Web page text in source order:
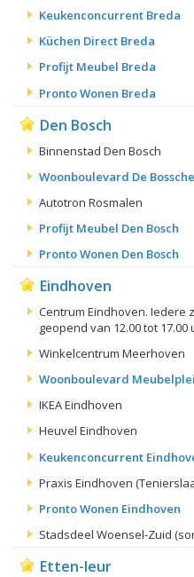
Keukenconcurrent Breda
Küchen Direct Breda
Profijt Meubel Breda
Pronto Wonen Breda
Den Bosch
Binnenstad Den Bosch
Woonboulevard De
Autotron Rosmalen
Profijt Meubel Den Bosch
Pronto Wonen Den Bosch
Eindhoven
Centrum Eindhoven. Iedere
geopend van 12.00 tot 17.00
Winkelcentrum Meerhoven
Woonboulevard
IKEA Eindhoven
Heuvel Eindhoven
Keukenconcurrent
Praxis Eindhoven
Pronto Wonen Eindhoven
Stadsdeel Woensel-Zuid
Etten-leur